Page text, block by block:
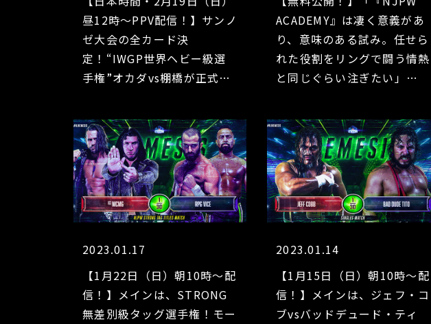
昼12時～PPV配信！】サンノ
ゼ大会の全カード決
定！“IWGP世界ヘビー級選
手権”オカダvs棚橋が正式決
KAIRIvsモネとともに“ダブ
ルメインイベント”で実現！
ACADEMY』は凄く意義があ
り、意味のある試み。任せら
れた役割をリングで闘う情熱
と同じぐらい注ぎたい」
ー!!
2023.01.17
【1月22日（日）朝10時～配
信！】メインは、STRONG
無差別級タッグ選手権！モー
2023.01.14
【1月15日（日）朝10時～配
信！】メインは、ジェフ・コ
ブvsバッドデュード・ティ